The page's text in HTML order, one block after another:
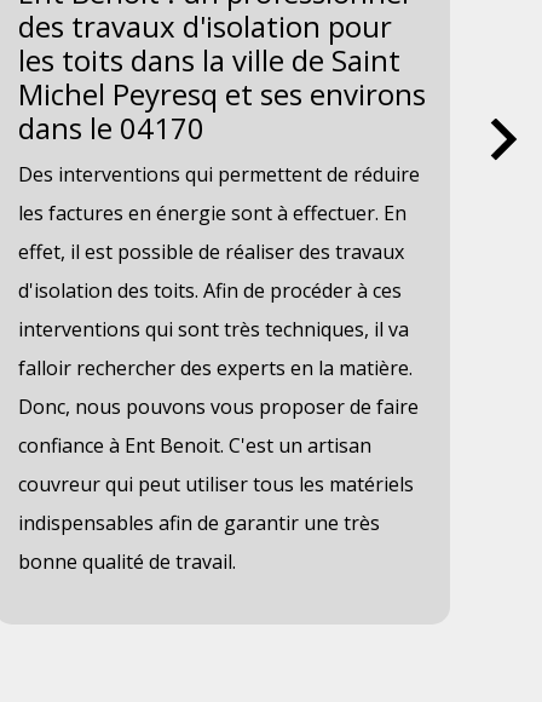
des travaux d'isolation pour
les toits dans la ville de Saint
Michel Peyresq et ses environs
dans le 04170
Des interventions qui permettent de réduire
les factures en énergie sont à effectuer. En
effet, il est possible de réaliser des travaux
d'isolation des toits. Afin de procéder à ces
interventions qui sont très techniques, il va
falloir rechercher des experts en la matière.
Donc, nous pouvons vous proposer de faire
confiance à Ent Benoit. C'est un artisan
couvreur qui peut utiliser tous les matériels
indispensables afin de garantir une très
bonne qualité de travail.